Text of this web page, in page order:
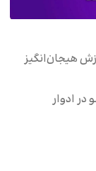
هیجان‌انگیز
در ادوار